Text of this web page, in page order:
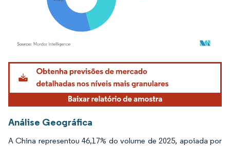
Imagem © Mordor Intelligence. O reuso requer atribuição conforme CC BY 4.0.
Análise Geográfica
A China representou 46,17% do volume de 2025, apoiada por